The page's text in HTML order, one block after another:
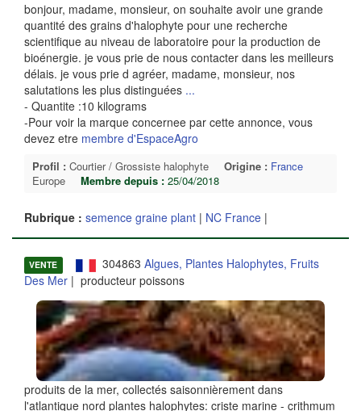
bonjour, madame, monsieur, on souhaite avoir une grande
quantité des grains d'halophyte pour une recherche
scientifique au niveau de laboratoire pour la production de
bioénergie. je vous prie de nous contacter dans les meilleurs
délais. je vous prie d agréer, madame, monsieur, nos
salutations les plus distinguées ...
- Quantite :10 kilograms
-Pour voir la marque concernee par cette annonce, vous
devez etre membre d'EspaceAgro
Profil : Courtier / Grossiste halophyte Origine : France
Europe
Membre depuis : 25/04/2018
Rubrique : semence graine plant | NC France |
VENTE 304863 Algues, Plantes Halophytes, Fruits
Des Mer | producteur poissons
produits de la mer, collectés saisonnièrement dans
l'atlantique nord plantes halophytes: criste marine - crithmum